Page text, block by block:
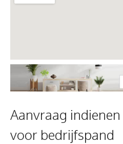
Aanvraag
voor bedrijfspand